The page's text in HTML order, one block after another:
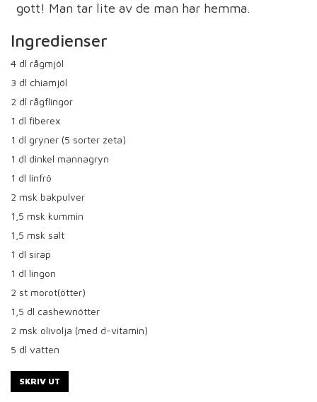
gott! Man tar lite av de man har hemma.
Ingredienser
4 dl rågmjöl
3 dl chiamjöl
2 dl rågflingor
1 dl fiberex
1 dl gryner (5 sorter zeta)
1 dl dinkel mannagryn
1 dl linfrö
2 msk bakpulver
1,5 msk kummin
1,5 msk salt
1 dl sirap
1 dl lingon
2 st morot(ötter)
1,5 dl cashewnötter
2 msk olivolja (med d-vitamin)
5 dl vatten
SKRIV UT